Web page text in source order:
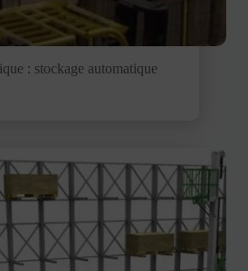
: stockage automatique